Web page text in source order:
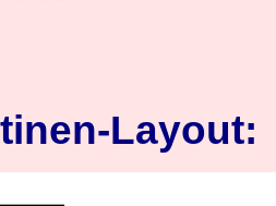
Layout: